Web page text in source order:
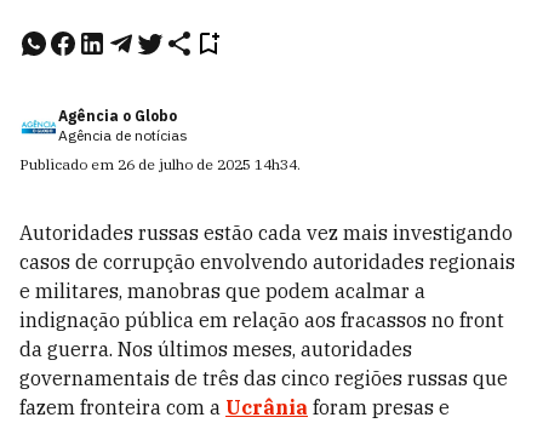
Agência o Globo
Agência de notícias
Publicado em 26 de julho de 2025 14h34.
Autoridades russas estão cada vez mais investigando
casos de corrupção envolvendo autoridades regionais
e militares, manobras que podem acalmar a
indignação pública em relação aos fracassos no front
da guerra. Nos últimos meses, autoridades
governamentais de três das cinco regiões russas que
fazem fronteira com a Ucrânia foram presas e